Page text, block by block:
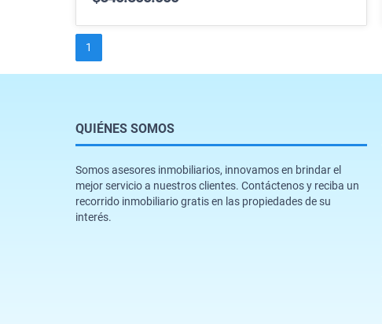
1
QUIÉNES SOMOS
Somos asesores inmobiliarios, innovamos en brindar el
mejor servicio a nuestros clientes. Contáctenos y reciba un
recorrido inmobiliario gratis en las propiedades de su
interés.